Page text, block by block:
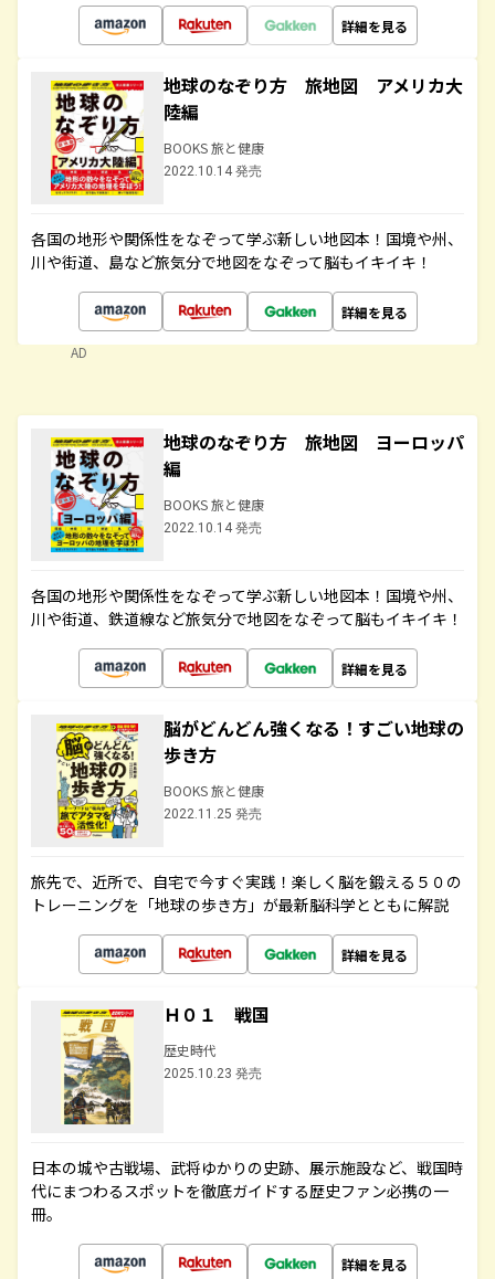
詳細を見る
地球のなぞり方 旅地図 アメリカ大
陸編
BOOKS 旅と健康
2022.10.14 発売
各国の地形や関係性をなぞって学ぶ新しい地図本！国境や州、
川や街道、島など旅気分で地図をなぞって脳もイキイキ！
詳細を見る
AD
地球のなぞり方 旅地図 ヨーロッパ
編
BOOKS 旅と健康
2022.10.14 発売
各国の地形や関係性をなぞって学ぶ新しい地図本！国境や州、
川や街道、鉄道線など旅気分で地図をなぞって脳もイキイキ！
詳細を見る
脳がどんどん強くなる！すごい地球の
歩き方
BOOKS 旅と健康
2022.11.25 発売
旅先で、近所で、自宅で今すぐ実践！楽しく脳を鍛える５０の
トレーニングを「地球の歩き方」が最新脳科学とともに解説
詳細を見る
Ｈ０１ 戦国
歴史時代
2025.10.23 発売
日本の城や古戦場、武将ゆかりの史跡、展示施設など、戦国時
代にまつわるスポットを徹底ガイドする歴史ファン必携の一
冊。
詳細を見る